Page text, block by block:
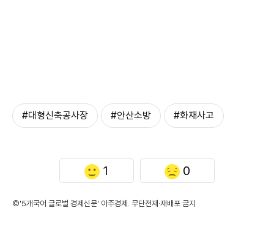
#대형신축공사장 #안산소방 #화재사고
1 0
©'5개국어 글로벌 경제신문' 아주경제. 무단전재·재배포 금지